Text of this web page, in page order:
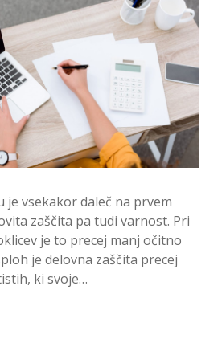
je vsekakor daleč na prvem
zaščita pa tudi varnost. Pri
je to precej manj očitno
je delovna zaščita precej
ki svoje…